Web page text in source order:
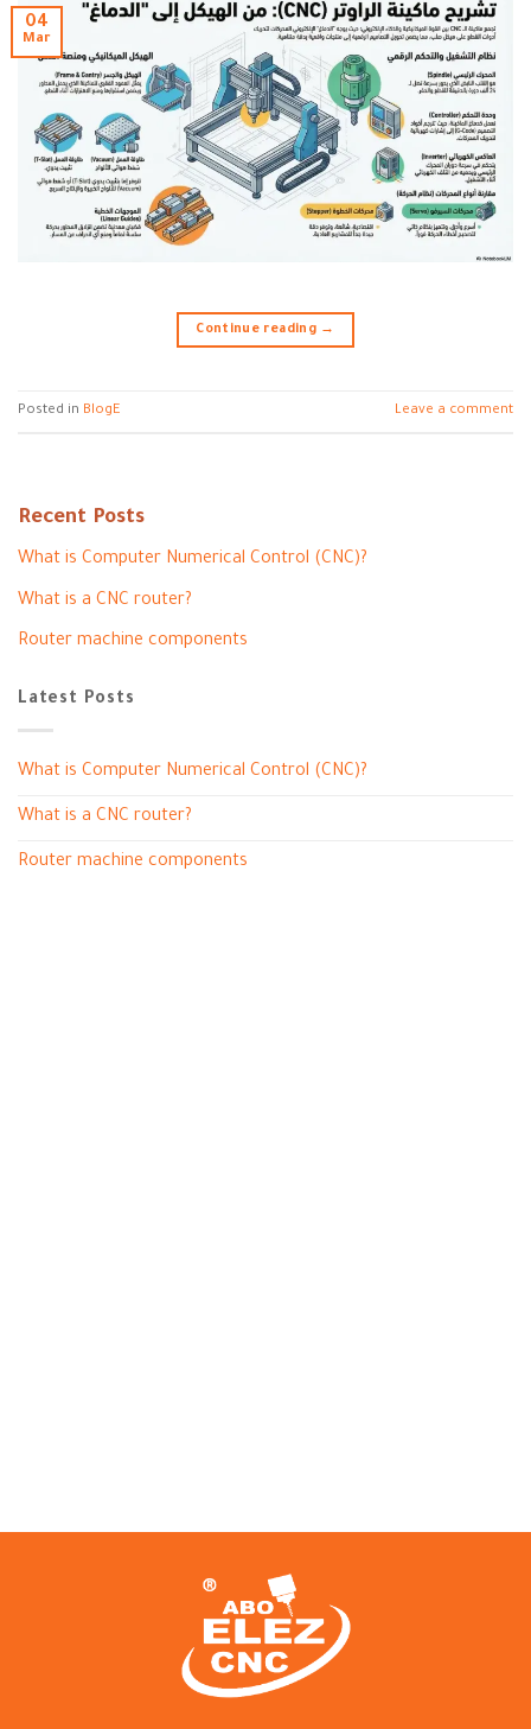
04
Mar
Continue reading →
Posted in BlogE Leave a comment
Recent Posts
What is Computer Numerical Control (CNC)?
What is a CNC router?
Router machine components
Latest Posts
What is Computer Numerical Control (CNC)?
What is a CNC router?
Router machine components